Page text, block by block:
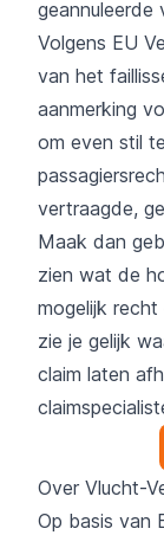
geannuleerde
Volgens EU
van het
aanmerking
om even stil
vertraagde,
Maak dan
zien wat de
mogelijk
zie je gelijk
claim laten
Over Vlucht-
Op basis van